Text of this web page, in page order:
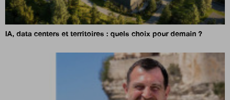
IA, data centers et territoires : quels choix pour demain ?